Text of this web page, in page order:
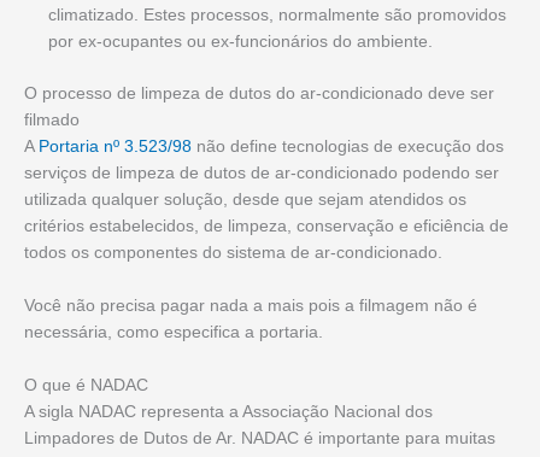
climatizado. Estes processos, normalmente são promovidos
por ex-ocupantes ou ex-funcionários do ambiente.
O processo de limpeza de dutos do ar-condicionado deve ser
filmado
A Portaria nº 3.523/98 não define tecnologias de execução dos
serviços de limpeza de dutos de ar-condicionado podendo ser
utilizada qualquer solução, desde que sejam atendidos os
critérios estabelecidos, de limpeza, conservação e eficiência de
todos os componentes do sistema de ar-condicionado.
Você não precisa pagar nada a mais pois a filmagem não é
necessária, como especifica a portaria.
O que é NADAC
A sigla NADAC representa a Associação Nacional dos
Limpadores de Dutos de Ar. NADAC é importante para muitas